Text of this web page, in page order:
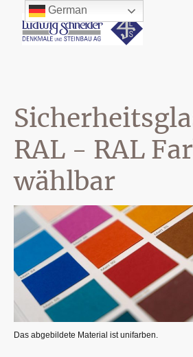
RAL - RAL
wählbar
Das abgebildete Material ist unifarben.
German